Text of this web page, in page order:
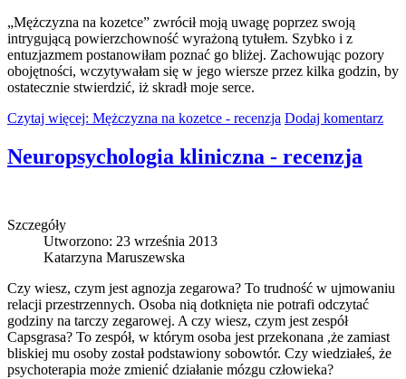
„Mężczyzna na kozetce” zwrócił moją uwagę poprzez swoją
intrygującą powierzchowność wyrażoną tytułem. Szybko i z
entuzjazmem postanowiłam poznać go bliżej. Zachowując pozory
obojętności, wczytywałam się w jego wiersze przez kilka godzin, by
ostatecznie stwierdzić, iż skradł moje serce.
Czytaj więcej: Mężczyzna na kozetce - recenzja Dodaj komentarz
Neuropsychologia kliniczna - recenzja
Szczegóły
Utworzono: 23 września 2013
Katarzyna Maruszewska
Czy wiesz, czym jest agnozja zegarowa? To trudność w ujmowaniu
relacji przestrzennych. Osoba nią dotknięta nie potrafi odczytać
godziny na tarczy zegarowej. A czy wiesz, czym jest zespół
Capsgrasa? To zespół, w którym osoba jest przekonana ,że zamiast
bliskiej mu osoby został podstawiony sobowtór. Czy wiedziałeś, że
psychoterapia może zmienić działanie mózgu człowieka?